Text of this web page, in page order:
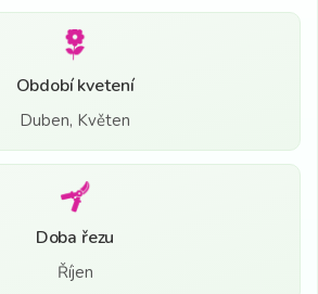
Období kvetení
Duben, Květen
Doba řezu
Říjen